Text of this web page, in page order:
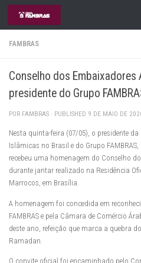
Skip to content
FAMBRAS
Conselho dos Embaixadores
presidente do Grupo
POR FAMBRAS · PUBLISHED 9 DE MAIO DE
Nesta quinta-feira (07/05), o presidente
Islâmicas no Brasil e do Grupo
recebeu uma homenagem do Conselho
durante jantar realizado na Residência
Marrocos, em Brasília.
A homenagem foi concedida em
FAMBRAS e pela Câmara de Comércio
deste ano, refeição que marca a quebra
Ramadan.
O convite oficial foi encaminhado pelo